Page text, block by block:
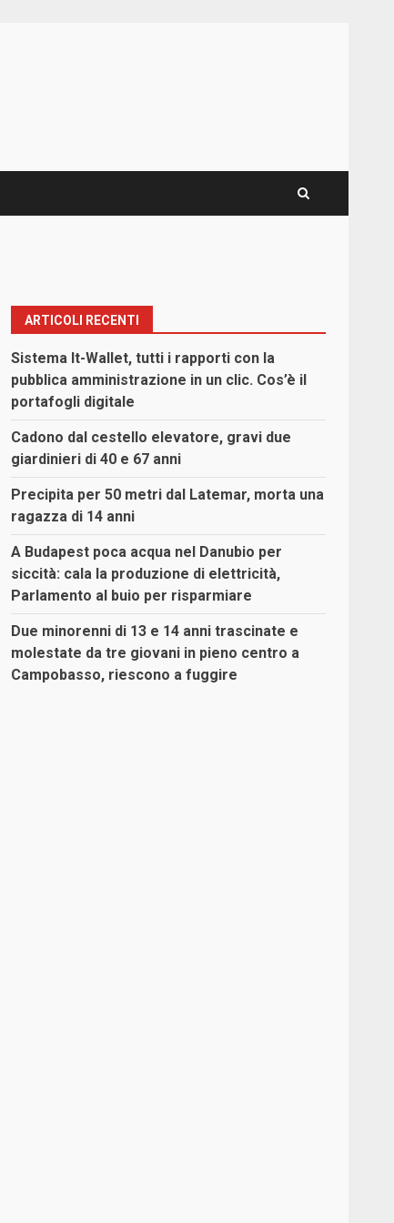
ARTICOLI RECENTI
Sistema It-Wallet, tutti i rapporti con la
pubblica amministrazione in un clic. Cos’è il
portafogli digitale
Cadono dal cestello elevatore, gravi due
giardinieri di 40 e 67 anni
Precipita per 50 metri dal Latemar, morta una
ragazza di 14 anni
A Budapest poca acqua nel Danubio per
siccità: cala la produzione di elettricità,
Parlamento al buio per risparmiare
Due minorenni di 13 e 14 anni trascinate e
molestate da tre giovani in pieno centro a
Campobasso, riescono a fuggire